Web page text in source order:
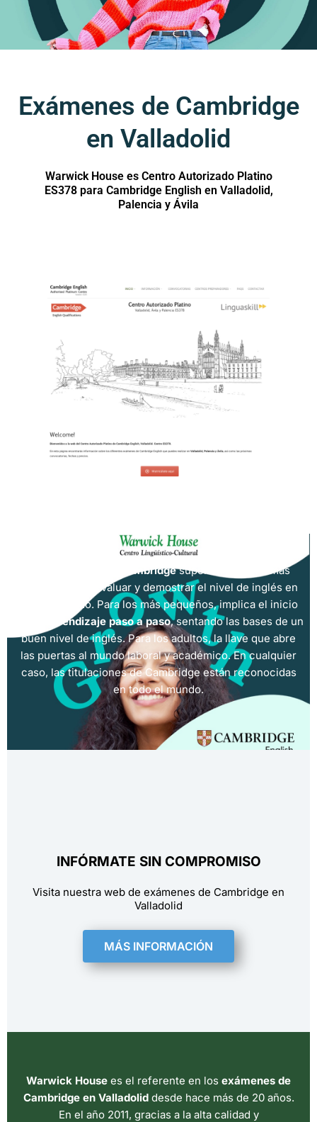
Exámenes de Cambridge
en Valladolid
Warwick House es Centro Autorizado Platino
ES378 para Cambridge English en Valladolid,
Palencia y Ávila
exámenes de Cambridgesuponen la forma más
reconocida de evaluar y demostrar el nivel de inglés en
todo el mundo. Para los más pequeños, implica el inicio
aprendizaje paso a paso, sentando las bases de un
buen nivel de inglés. Para los adultos, la llave que abre
las puertas al mundo laboral y académico. En cualquier
caso, las titulaciones de Cambridge están reconocidas
en todo el mundo.
INFÓRMATE SIN COMPROMISO
Visita nuestra web de exámenes de Cambridge en
Valladolid
MÁS INFORMACIÓN
Warwick House es el referente en los exámenes de
Cambridge en Valladoliddesde hace más de 20 años.
En el año 2011, gracias a la alta calidad y